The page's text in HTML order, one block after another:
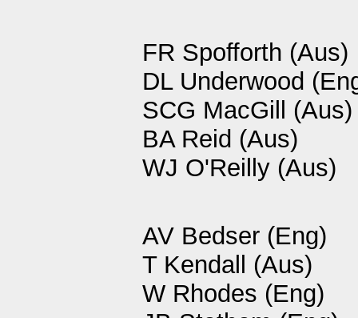
FR Spofforth (Aus)
DL Underwood
SCG MacGill (Aus)
BA Reid (Aus)
WJ O'Reilly (Aus)
AV Bedser (Eng)
T Kendall (Aus)
W Rhodes (Eng)